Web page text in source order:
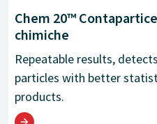
Chem 20™
chimiche
Repeatable results,
particles with better
products.